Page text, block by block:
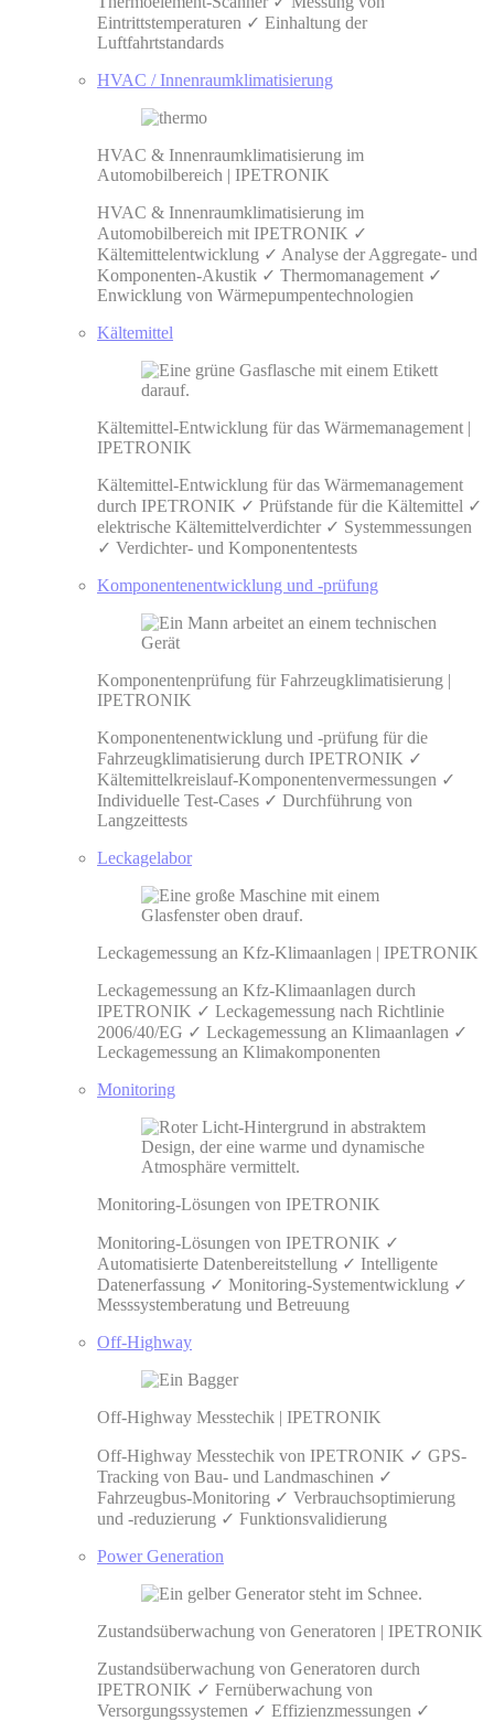
Eintrittstemperaturen ✓ Einhaltung der
Luftfahrtstandards
HVAC / Innenraumklimatisierung
HVAC & Innenraumklimatisierung im
Automobilbereich | IPETRONIK
HVAC & Innenraumklimatisierung im
Automobilbereich mit IPETRONIK ✓
Kältemittelentwicklung ✓ Analyse der Aggregate- und
Komponenten-Akustik ✓ Thermomanagement ✓
Enwicklung von Wärmepumpentechnologien
Kältemittel
Kältemittel-Entwicklung für das Wärmemanagement |
IPETRONIK
Kältemittel-Entwicklung für das Wärmemanagement
durch IPETRONIK ✓ Prüfstande für die Kältemittel ✓
elektrische Kältemittelverdichter ✓ Systemmessungen
✓ Verdichter- und Komponententests
Komponentenentwicklung und -prüfung
Komponentenprüfung für Fahrzeugklimatisierung |
IPETRONIK
Komponentenentwicklung und -prüfung für die
Fahrzeugklimatisierung durch IPETRONIK ✓
Kältemittelkreislauf-Komponentenvermessungen ✓
Individuelle Test-Cases ✓ Durchführung von
Langzeittests
Leckagelabor
Leckagemessung an Kfz-Klimaanlagen | IPETRONIK
Leckagemessung an Kfz-Klimaanlagen durch
IPETRONIK ✓ Leckagemessung nach Richtlinie
2006/40/EG ✓ Leckagemessung an Klimaanlagen ✓
Leckagemessung an Klimakomponenten
Monitoring
Monitoring-Lösungen von IPETRONIK
Monitoring-Lösungen von IPETRONIK ✓
Automatisierte Datenbereitstellung ✓ Intelligente
Datenerfassung ✓ Monitoring-Systementwicklung ✓
Messsystemberatung und Betreuung
Off-Highway
Off-Highway Messtechik | IPETRONIK
Off-Highway Messtechik von IPETRONIK ✓ GPS-
Tracking von Bau- und Landmaschinen ✓
Fahrzeugbus-Monitoring ✓ Verbrauchsoptimierung
und -reduzierung ✓ Funktionsvalidierung
Power Generation
Zustandsüberwachung von Generatoren | IPETRONIK
Zustandsüberwachung von Generatoren durch
IPETRONIK ✓ Fernüberwachung von
Versorgungssystemen ✓ Effizienzmessungen ✓